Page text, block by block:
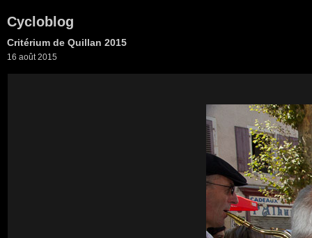
Cycloblog
Critérium de Quillan 2015
16 août 2015